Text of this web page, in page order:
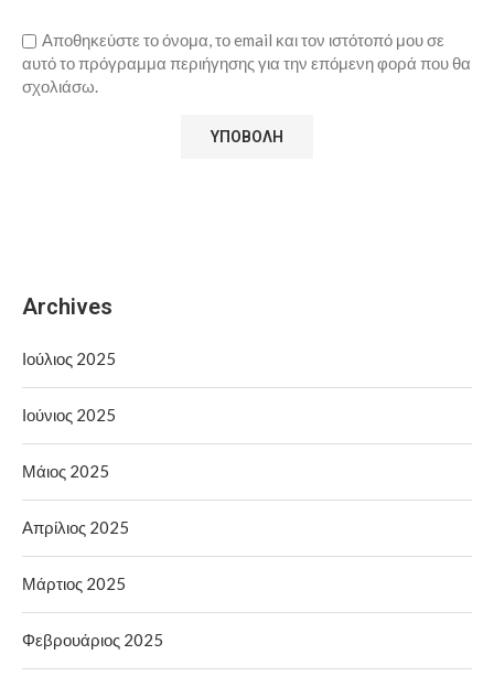
Αποθηκεύστε το όνομα, το email και τον ιστότοπό μου σε
αυτό το πρόγραμμα περιήγησης για την επόμενη φορά που θα
σχολιάσω.
Archives
Ιούλιος 2025
Ιούνιος 2025
Μάιος 2025
Απρίλιος 2025
Μάρτιος 2025
Φεβρουάριος 2025